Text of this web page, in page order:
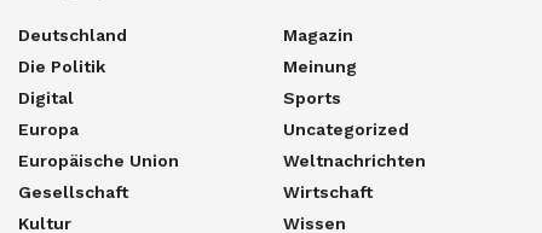
Deutschland
Die Politik
Digital
Europa
Europäische Union
Gesellschaft
Kultur
Magazin
Meinung
Sports
Uncategorized
Weltnachrichten
Wirtschaft
Wissen